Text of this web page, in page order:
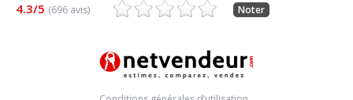
4.3/5 (696 avis) Noter